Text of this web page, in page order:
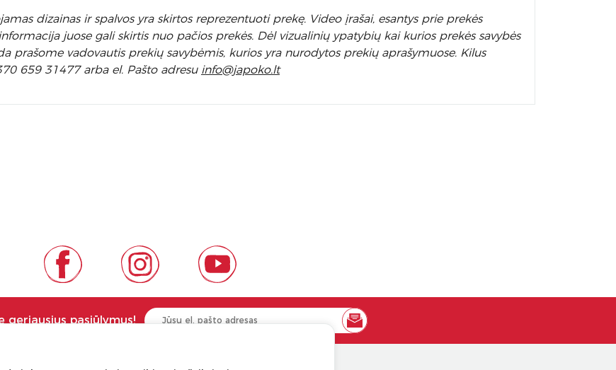
dizainas ir spalvos yra skirtos reprezentuoti prekę. Video įrašai, esantys prie prekės
juose gali skirtis nuo pačios prekės. Dėl vizualinių ypatybių kai kurios prekės savybės
prašome vadovautis prekių savybėmis, kurios yra nurodytos prekių aprašymuose. Kilus
659 31477 arba el. Pašto adresu info@japoko.lt
geriausius pasiūlymus!